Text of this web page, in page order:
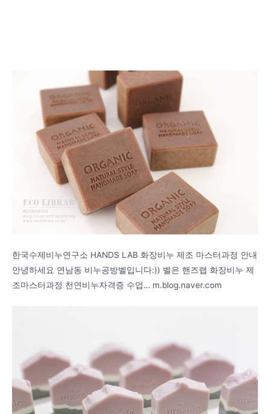
한국수제비누연구소 HANDS LAB 화장비누 제조 마스터과정 안내
안녕하세요 연남동 비누공방벨입니다:)) 벨은 핸즈랩 화장비누 제
조마스터과정 천연비누자격증 수업… m.blog.naver.com